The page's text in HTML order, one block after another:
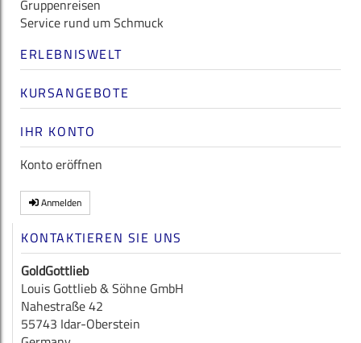
Gruppenreisen
Service rund um Schmuck
ERLEBNISWELT
KURSANGEBOTE
IHR KONTO
Konto eröffnen
Anmelden
KONTAKTIEREN SIE UNS
GoldGottlieb
Louis Gottlieb & Söhne GmbH
Nahestraße 42
55743 Idar-Oberstein